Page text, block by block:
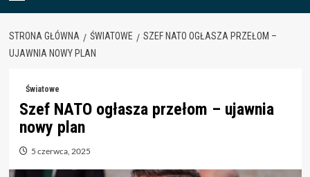
STRONA GŁÓWNA ŚWIATOWE
SZEF NATO OGŁASZA PRZEŁOM –
UJAWNIA NOWY PLAN
Światowe
Szef NATO ogłasza przełom – ujawnia
nowy plan
5 czerwca, 2025